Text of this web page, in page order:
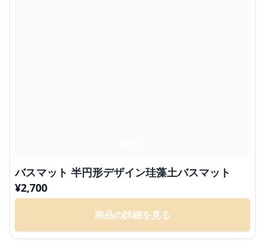
バスマット 半円形デザイン珪藻土バスマット
¥2,700
商品の詳細を見る